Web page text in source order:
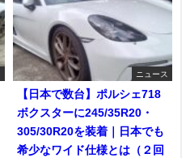
ニュース
【日本で数台】ポルシェ718
ボクスターに245/35R20・
305/30R20を装着｜日本でも
希少なワイド仕様とは（２回